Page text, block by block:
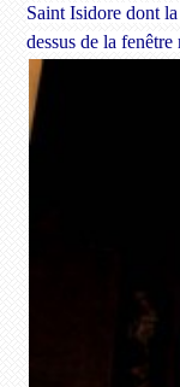
Saint Isidore dont la
dessus de la fenêtre